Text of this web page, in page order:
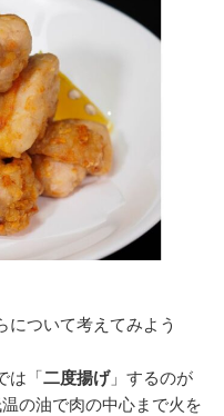
ついて考えてみよう
は「二度揚げ」するのが
の油で肉の中心まで火を